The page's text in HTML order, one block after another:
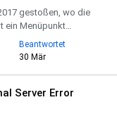
gestoßen, wo die
ein Menüpunkt
4.0 Installation...
Beantwortet
30 Mär
Server Error